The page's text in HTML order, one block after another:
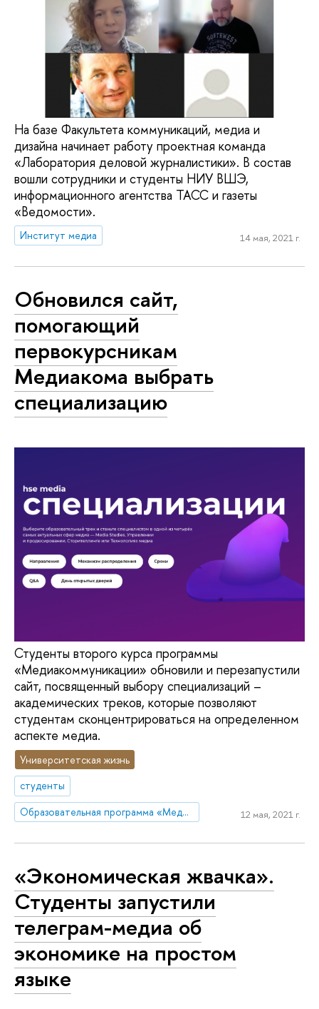
На базе Факультета коммуникаций, медиа и
дизайна начинает работу проектная команда
«Лаборатория деловой журналистики». В состав
вошли сотрудники и студенты НИУ ВШЭ,
информационного агентства ТАСС и газеты
«Ведомости».
Институт медиа 14 мая, 2021 г.
Обновился сайт,
помогающий
первокурсникам
Медиакома выбрать
специализацию
Студенты второго курса программы
«Медиакоммуникации» обновили и перезапустили
сайт, посвященный выбору специализаций –
академических треков, которые позволяют
студентам сконцентрироваться на определенном
аспекте медиа.
Университетская жизнь
студенты
Образовательная программа «Медиакоммуникации»
12 мая, 2021 г.
«Экономическая жвачка».
Студенты запустили
телеграм-медиа об
экономике на простом
языке